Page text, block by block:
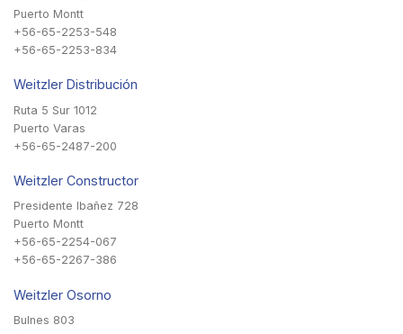
Puerto Montt
+56-65-2253-548
+56-65-2253-834
Weitzler Distribución
Ruta 5 Sur 1012
Puerto Varas
+56-65-2487-200
Weitzler Constructor
Presidente Ibañez 728
Puerto Montt
+56-65-2254-067
+56-65-2267-386
Weitzler Osorno
Bulnes 803